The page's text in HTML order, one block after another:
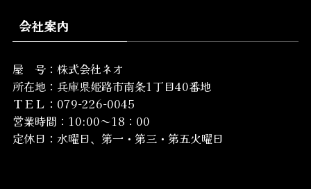
会社案内
屋 号：株式会社ネオ
所在地： 兵庫県姫路市南条1丁目40番地
ＴＥＬ：079-226-0045
営業時間：10:00～18：00
定休日：水曜日、第一・第三・第五火曜日